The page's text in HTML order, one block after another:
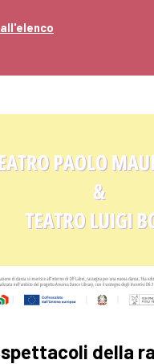
della